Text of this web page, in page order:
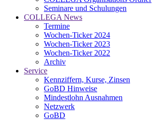
Seminare und Schulungen
COLLEGA News
Termine
Wochen-Ticker 2024
Wochen-Ticker 2023
Wochen-Ticker 2022
Archiv
Service
Kennziffern, Kurse, Zinsen
GoBD Hinweise
Mindestlohn Ausnahmen
Netzwerk
GoBD